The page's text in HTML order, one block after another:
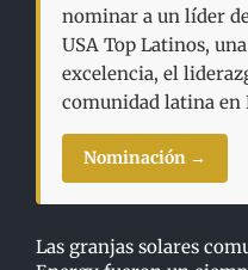
nominar a un líder
USA Top Latinos,
excelencia, el
comunidad latina en
Nominación →
Las granjas solares